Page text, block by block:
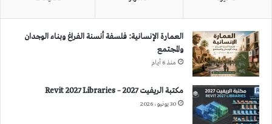
العمارة الإنسانية: فلسفة أنسنة الفراغ وبناء الوجدان
والمجتمع
منذ 6 أيام
مكتبة الريفيت 2027 – Revit 2027 Libraries
30 يونيو، 2026